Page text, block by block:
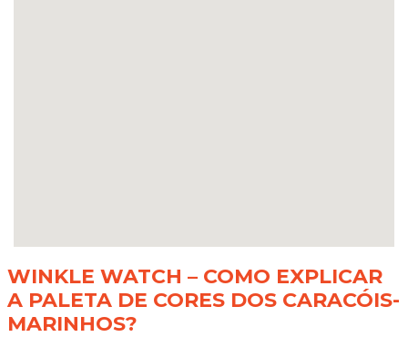
WINKLE WATCH – COMO EXPLICAR
A PALETA DE CORES DOS CARACÓIS-
MARINHOS?